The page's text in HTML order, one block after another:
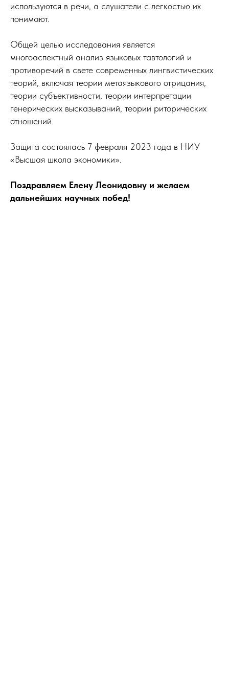
используются в речи, а слушатели с легкостью их
понимают.
Общей целью исследования является
многоаспектный анализ языковых тавтологий и
противоречий в свете современных лингвистических
теорий, включая теории метаязыкового отрицания,
теории субъективности, теории интерпретации
генерических высказываний, теории риторических
отношений.
Защита состоялась 7 февраля 2023 года в НИУ
«Высшая школа экономики».
Поздравляем Елену Леонидовну и желаем
дальнейших научных побед!